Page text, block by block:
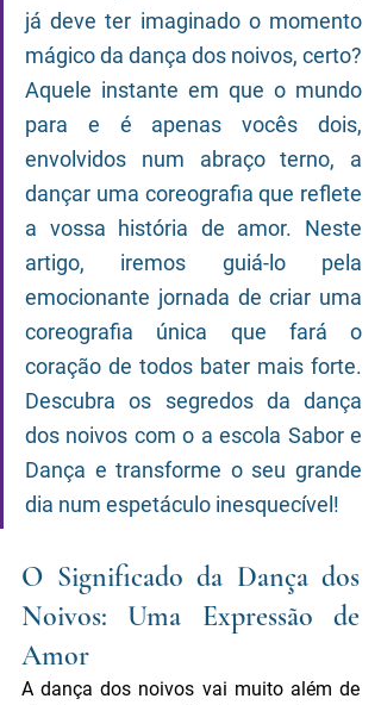
já deve ter imaginado o momento
mágico da dança dos noivos, certo?
Aquele instante em que o mundo
para e é apenas vocês dois,
envolvidos num abraço terno, a
dançar uma coreografia que reflete
a vossa história de amor. Neste
artigo, iremos guiá-lo pela
emocionante jornada de criar uma
coreografia única que fará o
coração de todos bater mais forte.
Descubra os segredos da dança
dos noivos com o a escola Sabor e
Dança e transforme o seu grande
dia num espetáculo inesquecível!
O Significado da Dança dos
Noivos: Uma Expressão de
Amor
A dança dos noivos vai muito além de